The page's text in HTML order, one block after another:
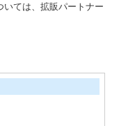
いては、拡販パートナー